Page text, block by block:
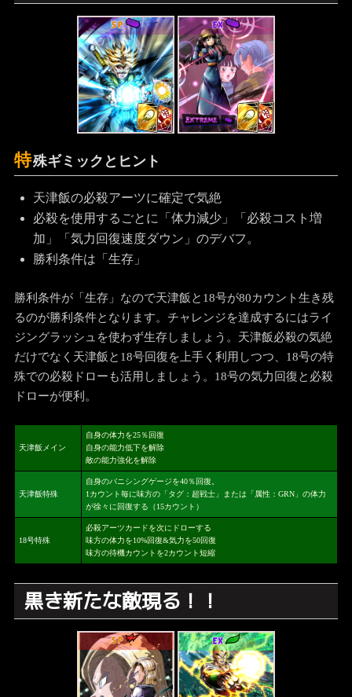
SP EX
特殊ギミックとヒント
天津飯の必殺アーツに確定で気絶
必殺を使用するごとに「体力減少」「必殺コスト増
加」「気力回復速度ダウン」のデバフ。
勝利条件は「生存」
勝利条件が「生存」なので天津飯と18号が80カウント生き残
るのが勝利条件となります。チャレンジを達成するにはライ
ジングラッシュを使わず生存しましょう。天津飯必殺の気絶
だけでなく天津飯と18号回復を上手く利用しつつ、18号の特
殊での必殺ドローも活用しましょう。18号の気力回復と必殺
ドローが便利。
天津飯メイン
自身の体力を25％回復
自身の能力低下を解除
敵の能力強化を解除
天津飯特殊
自身のバニシングゲージを40％回復。
1カウント毎に味方の「タグ：超戦士」または「属性：GRN」の体力
が徐々に回復する（15カウント）
18号特殊
必殺アーツカードを次にドローする
味方の体力を10%回復&気力を50回復
味方の待機カウントを2カウント短縮
黒き新たな敵現る！！
SP EX